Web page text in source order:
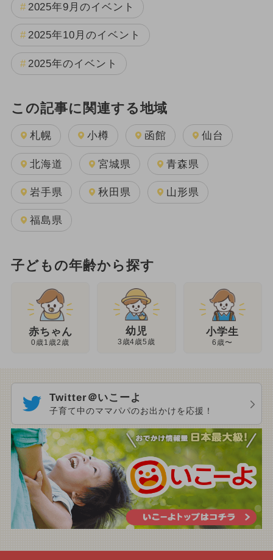
2025年9月のイベント
2025年10月のイベント
2025年のイベント
この記事に関連する地域
札幌 小樽 函館 仙台
北海道 宮城県 青森県
岩手県 秋田県 山形県
福島県
子どもの年齢から探す
赤ちゃん
0歳1歳2歳
幼児
3歳4歳5歳
小学生
6歳〜
Twitter＠いこーよ
子育て中のママパパのお出かけを応援！